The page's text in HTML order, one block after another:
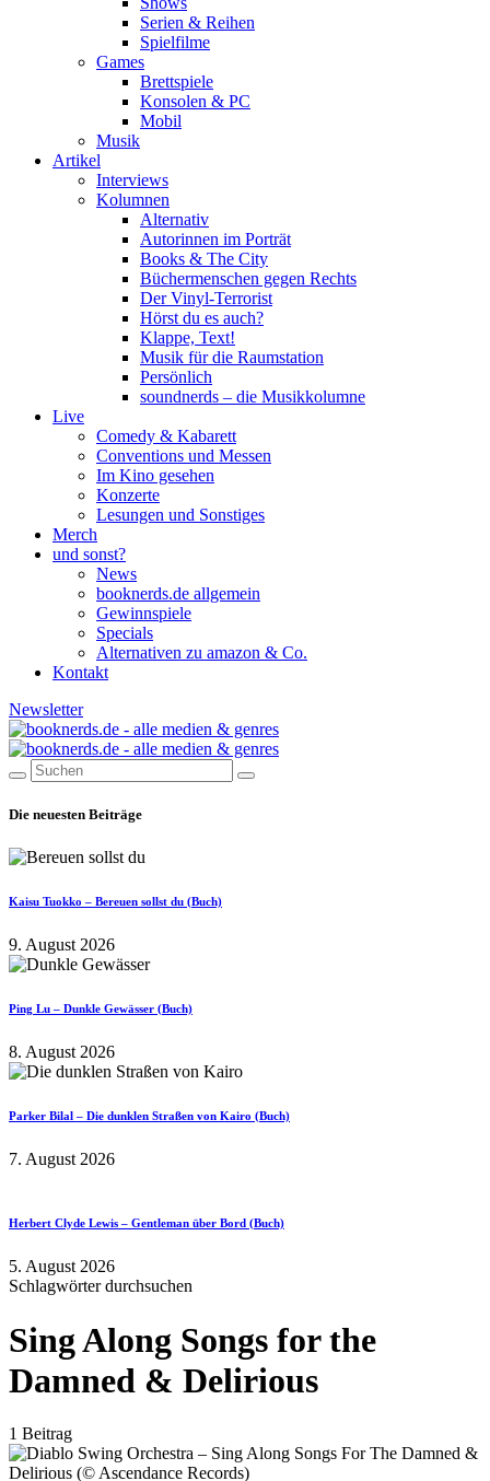
Serien & Reihen
Spielfilme
Games
Brettspiele
Konsolen & PC
Mobil
Musik
Artikel
Interviews
Kolumnen
Alternativ
Autorinnen im Porträt
Books & The City
Büchermenschen gegen Rechts
Der Vinyl-Terrorist
Hörst du es auch?
Klappe, Text!
Musik für die Raumstation
Persönlich
soundnerds – die Musikkolumne
Live
Comedy & Kabarett
Conventions und Messen
Im Kino gesehen
Konzerte
Lesungen und Sonstiges
Merch
und sonst?
News
booknerds.de allgemein
Gewinnspiele
Specials
Alternativen zu amazon & Co.
Kontakt
Newsletter
Die neuesten Beiträge
Kaisu Tuokko – Bereuen sollst du (Buch)
9. August 2026
Ping Lu – Dunkle Gewässer (Buch)
8. August 2026
Parker Bilal – Die dunklen Straßen von Kairo (Buch)
7. August 2026
Herbert Clyde Lewis – Gentleman über Bord (Buch)
5. August 2026
Schlagwörter durchsuchen
Sing Along Songs for the
Damned & Delirious
1 Beitrag